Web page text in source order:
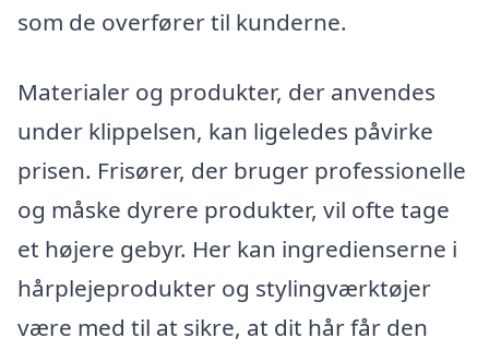
som de overfører til kunderne.
Materialer og produkter, der anvendes
under klippelsen, kan ligeledes påvirke
prisen. Frisører, der bruger professionelle
og måske dyrere produkter, vil ofte tage
et højere gebyr. Her kan ingredienserne i
hårplejeprodukter og stylingværktøjer
være med til at sikre, at dit hår får den